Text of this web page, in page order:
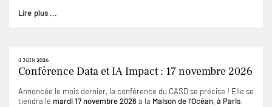
Lire plus ...
4 JUIN 2026
Conférence Data et IA Impact : 17 novembre 2026
Annoncée le mois dernier, la conférence du CASD se précise ! Elle se
tiendra le mardi 17 novembre 2026à la Maison de l’Océan, à Paris.